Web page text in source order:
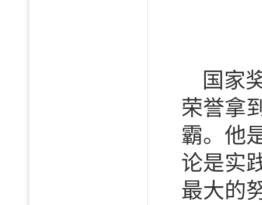
国家
荣誉拿
霸。他
论是实
最大的